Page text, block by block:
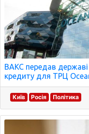
ВАКС передав
кредиту для ТРЦ
Київ Росія Політика